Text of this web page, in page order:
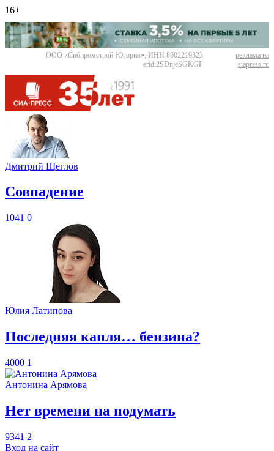
16+
ООО «Сибпромстрой-Югория», ИНН 8602219323
erid:2SDnjeSGKGP
реклама на
siapress.ru
Дмитрий Щеглов
​Совпадение
1041 0
Юлия Латипова
​Последняя капля… бензина?
4000 1
Антонина Арямова
​Нет времени на подумать
9341 2
Вход на сайт